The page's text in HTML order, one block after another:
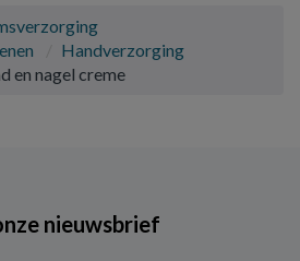
Handverzorging
en nagel creme
nieuwsbrief